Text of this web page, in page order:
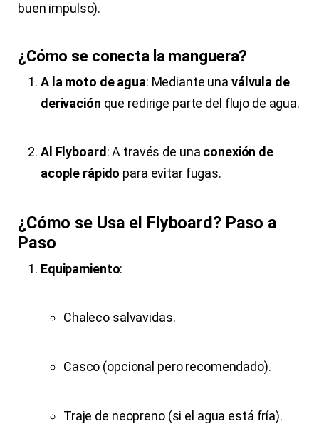
buen impulso).
¿Cómo se conecta la manguera?
A la moto de agua: Mediante una válvula de
derivación que redirige parte del flujo de agua.
Al Flyboard: A través de una conexión de
acople rápido para evitar fugas.
¿Cómo se Usa el Flyboard? Paso a
Paso
Equipamiento:
Chaleco salvavidas.
Casco (opcional pero recomendado).
Traje de neopreno (si el agua está fría).